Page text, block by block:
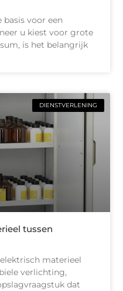
voor een
u kiest voor grote
is het belangrijk
DIENSTVERLENING
tussen
materieel
verlichting,
dat